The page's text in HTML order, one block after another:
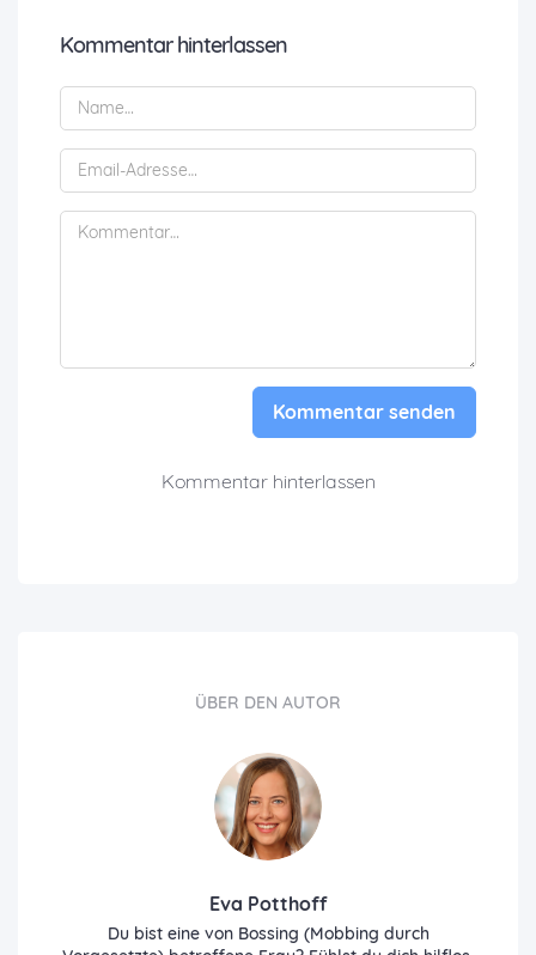
Kommentar hinterlassen
Kommentar senden
Kommentar hinterlassen
ÜBER DEN AUTOR
Eva Potthoff
Du bist eine von Bossing (Mobbing durch